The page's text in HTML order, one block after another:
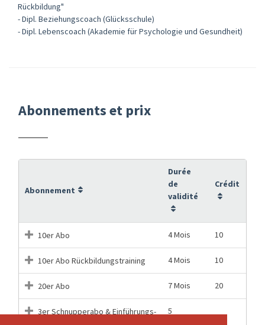
Rückbildung"
- Dipl. Beziehungscoach (Glücksschule)
- Dipl. Lebenscoach (Akademie für Psychologie und Gesundheit)
Abonnements et prix
Abonnement
Durée
de
validité
Crédit
10er Abo 4 Mois 10
10er Abo Rückbildungstraining 4 Mois 10
20er Abo 7 Mois 20
3er Schnupperabo & Einführungs-
5
3